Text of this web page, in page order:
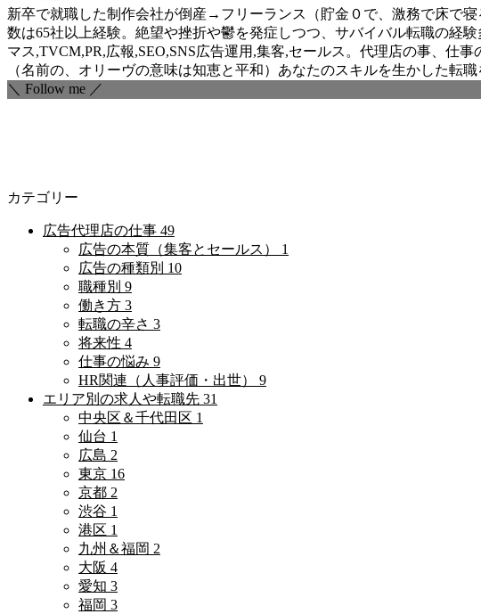
新卒で就職した制作会社が倒産→フリーランス（貯金０で、激務で床
数は65社以上経験。絶望や挫折や鬱を発症しつつ、サバイバル転職の経
マス,TVCM,PR,広報,SEO,SNS広告運用,集客,セールス。代理店の事、仕
（名前の、オリーヴの意味は知恵と平和）あなたのスキルを生かした転
＼ Follow me ／
カテゴリー
広告代理店の仕事 49
広告の本質（集客とセールス） 1
広告の種類別 10
職種別 9
働き方 3
転職の辛さ 3
将来性 4
仕事の悩み 9
HR関連（人事評価・出世） 9
エリア別の求人や転職先 31
中央区＆千代田区 1
仙台 1
広島 2
東京 16
京都 2
渋谷 1
港区 1
九州＆福岡 2
大阪 4
愛知 3
福岡 3